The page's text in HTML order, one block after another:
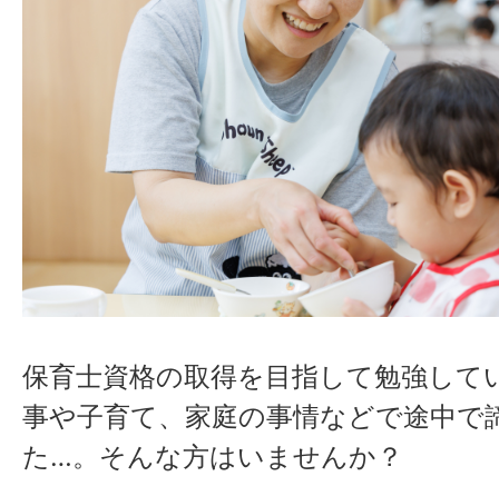
保育士資格の取得を目指して勉強して
事や子育て、家庭の事情などで途中で
た…。そんな方はいませんか？